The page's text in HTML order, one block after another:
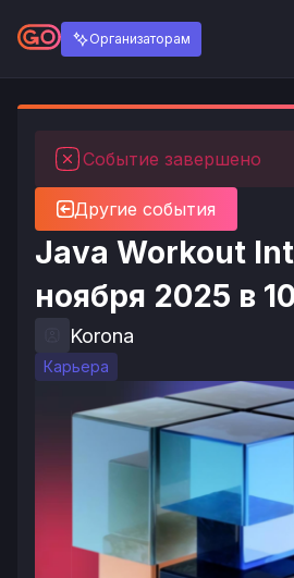
Организаторам
Событие завершено
Другие события
Java Workout
ноября 2025 в
Korona
Карьера